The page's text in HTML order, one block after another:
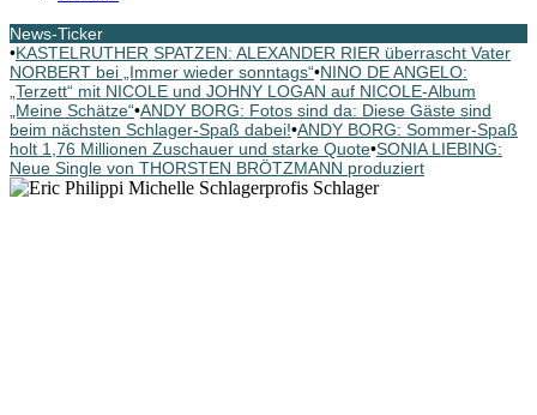
News-Ticker
•KASTELRUTHER SPATZEN: ALEXANDER RIER überrascht Vater
NORBERT bei „Immer wieder sonntags“•NINO DE ANGELO:
„Terzett“ mit NICOLE und JOHNY LOGAN auf NICOLE-Album
„Meine Schätze“•ANDY BORG: Fotos sind da: Diese Gäste sind
beim nächsten Schlager-Spaß dabei!•ANDY BORG: Sommer-Spaß
holt 1,76 Millionen Zuschauer und starke Quote•SONIA LIEBING:
Neue Single von THORSTEN BRÖTZMANN produziert